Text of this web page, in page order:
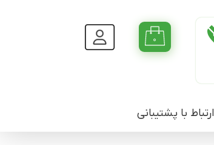
ارتباط با پشتیبانی
۰